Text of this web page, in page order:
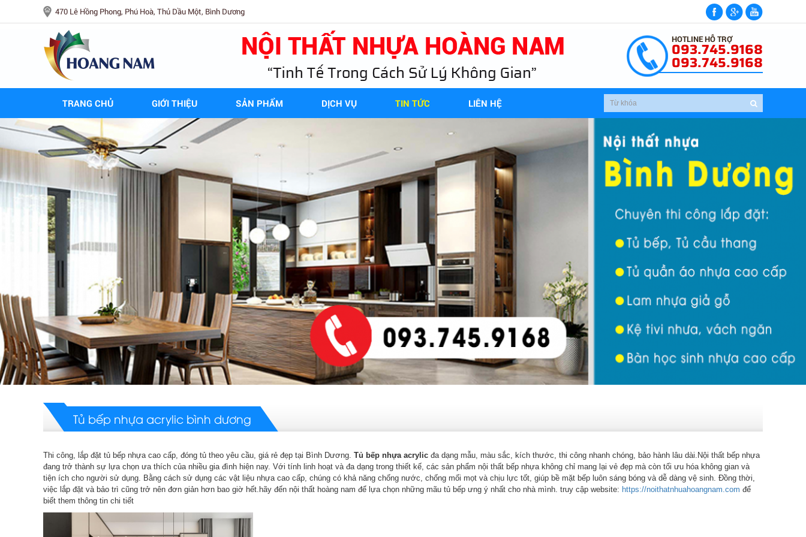
470 Lê Hồng Phong, Phú Hoà, Thủ Dầu Một, Bình Dương
HOTLINE HỖ TRỢ
093.745.9168
093.745.9168
TRANG CHỦ GIỚI THIỆU SẢN PHẨM DỊCH VỤ TIN TỨC LIÊN HỆ
Tủ bếp nhựa acrylic bình dương
Thi công, lắp đặt tủ bếp nhựa cao cấp, đóng tủ theo yêu cầu, giá rẻ đẹp tại Bình Dương. Tủ bếp nhựa acrylic đa dạng mẫu, màu sắc, kích thước, thi công nhanh chóng, bảo hành lâu dài.Nội thất bếp nhựa
đang trở thành sự lựa chọn ưa thích của nhiều gia đình hiện nay. Với tính linh hoạt và đa dạng trong thiết kế, các sản phẩm nội thất bếp nhựa không chỉ mang lại vẻ đẹp mà còn tối ưu hóa không gian và
tiện ích cho người sử dụng. Bằng cách sử dụng các vật liệu nhựa cao cấp, chúng có khả năng chống nước, chống mối mọt và chịu lực tốt, giúp bề mặt bếp luôn sáng bóng và dễ dàng vệ sinh. Đồng thời,
việc lắp đặt và bảo trì cũng trở nên đơn giản hơn bao giờ hết.hãy đến nội thất hoàng nam để lựa chọn những mãu tủ bếp ưng ý nhất cho nhà mình. truy cập website: https://noithatnhuahoangnam.com để
biết them thông tin chi tiết